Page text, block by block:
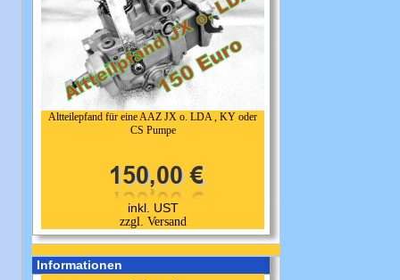
Altteilepfand für eine AAZ JX o. LDA , KY oder
CS Pumpe
inkl. UST
zzgl. Versand
Informationen